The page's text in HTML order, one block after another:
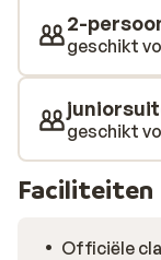
Overdag neem
of relax je met
het ontbijt en
de omgeving is
charmante
ligt binnen
2-
geschikt
geschikt
Faciliteiten
Officiële